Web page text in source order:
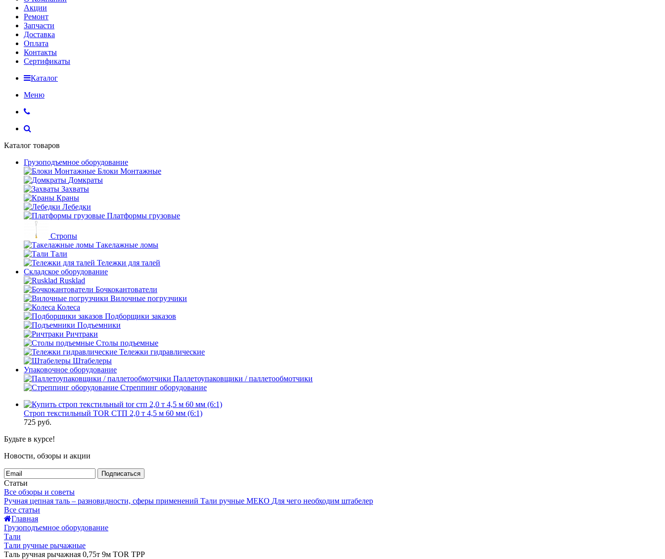
Акции
Ремонт
Запчасти
Доставка
Оплата
Контакты
Сертификаты
Каталог
Меню
Каталог товаров
Грузоподъемное оборудование
Блоки Монтажные
Домкраты
Захваты
Краны
Лебедки
Платформы грузовые
Стропы
Такелажные ломы
Тали
Тележки для талей
Складское оборудование
Rusklad
Бочкокантователи
Вилочные погрузчики
Колеса
Подборщики заказов
Подъемники
Ричтраки
Столы подъемные
Тележки гидравлические
Штабелеры
Упаковочное оборудование
Паллетоупаковщики / паллетообмотчики
Стреппинг оборудование
Строп текстильный TOR СТП 2,0 т 4,5 м 60 мм (6:1)
725 руб.
Будьте в курсе!
Новости, обзоры и акции
Подписаться
Статьи
Все обзоры и советы
Ручная цепная таль – разновидности, сферы применений Тали ручные МЕКО Для чего необходим штабелер
Все статьи
Главная
Грузоподъемное оборудование
Тали
Тали ручные рычажные
Таль ручная рычажная 0,75т 9м TOR ТРР